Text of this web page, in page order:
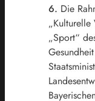
6. Die
„Kulturelle
„Sport“